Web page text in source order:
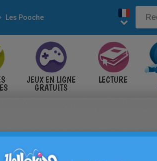
Les Pooche
JEUX EN LIGNE
GRATUITS
LECTURE